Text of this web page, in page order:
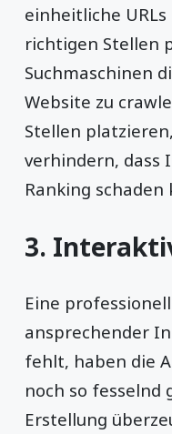
einheitliche
richtigen Stellen
Suchmaschinen
Website zu
Stellen
verhindern, dass
Ranking schaden
3.
Eine
ansprechender
fehlt, haben die
noch so
Erstellung